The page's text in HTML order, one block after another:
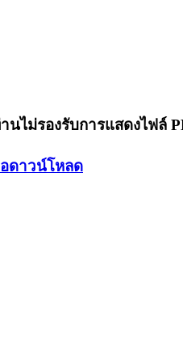
ไม่รองรับการแสดงไฟล์
ดาวน์โหลด